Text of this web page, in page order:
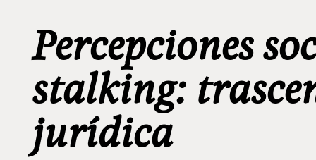
Percepciones
stalking:
jurídica